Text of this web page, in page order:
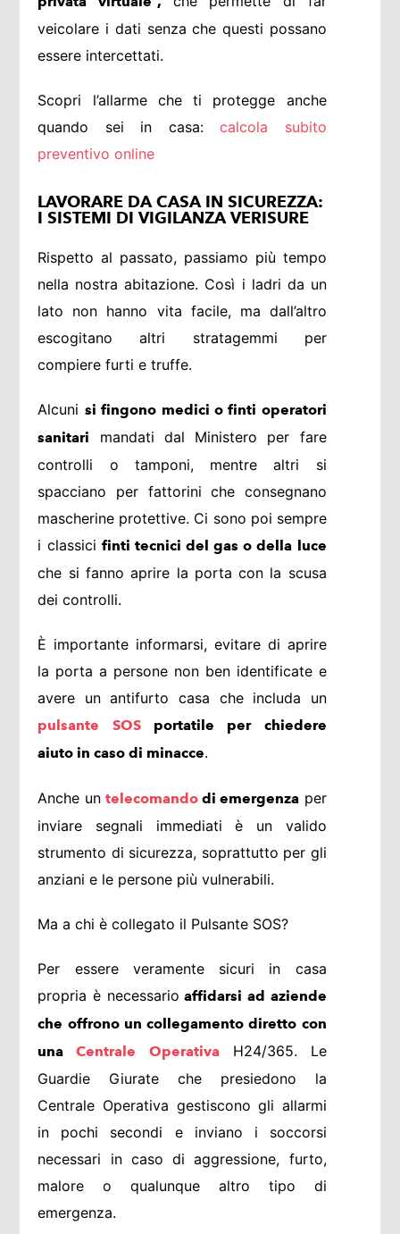
veicolare i dati senza che questi possano
essere intercettati.
Scopri l’allarme che ti protegge anche
quando sei in casa:calcola subito
preventivo online
LAVORARE DA CASA IN SICUREZZA:
I SISTEMI DI VIGILANZA VERISURE
Rispetto al passato, passiamo più tempo
nella nostra abitazione. Così i ladri da un
lato non hanno vita facile, ma dall’altro
escogitano altri stratagemmi per
compiere furti e truffe.
Alcuni si fingono medici o finti operatori
sanitari
mandati dal Ministero per fare
controlli o tamponi, mentre altri si
spacciano per fattorini che consegnano
mascherine protettive. Ci sono poi sempre
i classici finti tecnici del gas o della luce
che si fanno aprire la porta con la scusa
dei controlli.
È importante informarsi, evitare di aprire
la porta a persone non ben identificate e
avere un antifurto casa che includa un
pulsante SOSportatile per chiedere
aiuto in caso di minacce.
Anche un telecomandodi emergenza per
inviare segnali immediati è un valido
strumento di sicurezza, soprattutto per gli
anziani e le persone più vulnerabili.
Ma a chi è collegato il Pulsante SOS?
Per essere veramente sicuri in casa
propria è necessario affidarsi ad aziende
che offrono un collegamento diretto con
unaCentrale OperativaH24/365. Le
Guardie Giurate che presiedono la
Centrale Operativa gestiscono gli allarmi
in pochi secondi e inviano i soccorsi
necessari in caso di aggressione, furto,
malore o qualunque altro tipo di
emergenza.